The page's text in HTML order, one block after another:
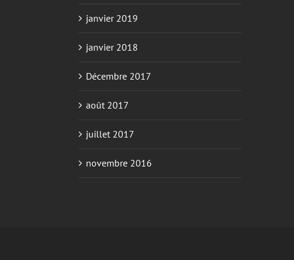
janvier 2019
janvier 2018
Décembre 2017
août 2017
juillet 2017
novembre 2016